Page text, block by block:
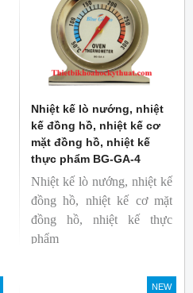
Nhiệt kế lò nướng, nhiệt
kế đồng hồ, nhiệt kế cơ
mặt đồng hồ, nhiệt kế
thực phẩm BG-GA-4
Nhiệt kế lò nướng, nhiệt kế
đồng hồ, nhiệt kế cơ mặt
đồng hồ, nhiệt kế thực
phẩm
Thương hiệu: Blue Gizmo
NEW